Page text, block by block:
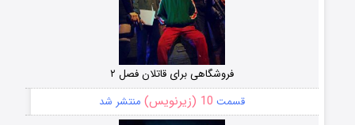
فروشگاهی برای قاتلان فصل ۲
قسمت 10 (زیرنویس) منتشر شد